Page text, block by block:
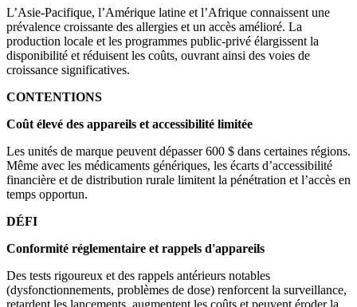
L’Asie-Pacifique, l’Amérique latine et l’Afrique connaissent une
prévalence croissante des allergies et un accès amélioré. La
production locale et les programmes public-privé élargissent la
disponibilité et réduisent les coûts, ouvrant ainsi des voies de
croissance significatives.
CONTENTIONS
Coût élevé des appareils et accessibilité limitée
Les unités de marque peuvent dépasser 600 $ dans certaines régions.
Même avec les médicaments génériques, les écarts d’accessibilité
financière et de distribution rurale limitent la pénétration et l’accès en
temps opportun.
DÉFI
Conformité réglementaire et rappels d'appareils
Des tests rigoureux et des rappels antérieurs notables
(dysfonctionnements, problèmes de dose) renforcent la surveillance,